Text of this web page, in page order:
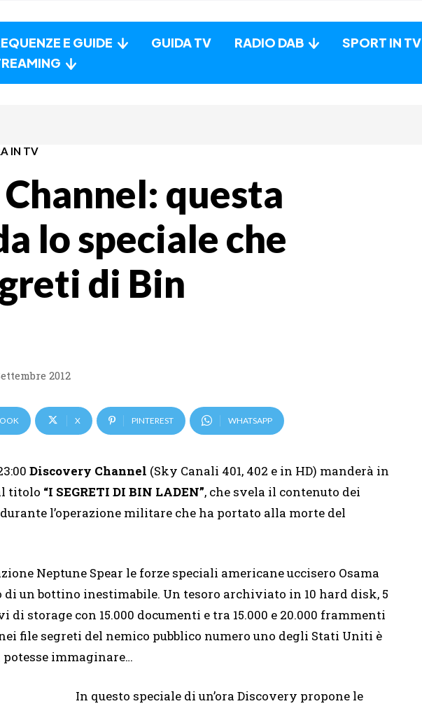
E GUIDE GUIDA TV RADIO DAB SPORT IN TV
IN TV
questa
lo speciale che
di Bin
2012
X PINTEREST WHATSAPP
Discovery Channel (Sky Canali 401, 402 e in HD) manderà in
titolo “I SEGRETI DI BIN LADEN”, che svela il contenuto dei
l’operazione militare che ha portato alla morte del
Neptune Spear le forze speciali americane uccisero Osama
un bottino inestimabile. Un tesoro archiviato in 10 hard disk, 5
di storage con 15.000 documenti e tra 15.000 e 20.000 frammenti
file segreti del nemico pubblico numero uno degli Stati Uniti è
immaginare…
In questo speciale di un’ora Discovery propone le